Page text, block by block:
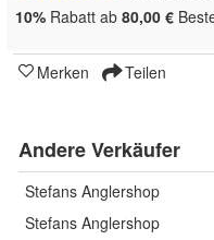
10% Rabatt ab 80,00 €
Merken Teilen
Andere Verkäufer
Stefans Anglershop
Stefans Anglershop